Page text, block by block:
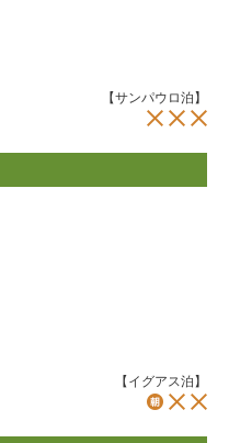
【サンパウロ泊】
【イグアス泊】